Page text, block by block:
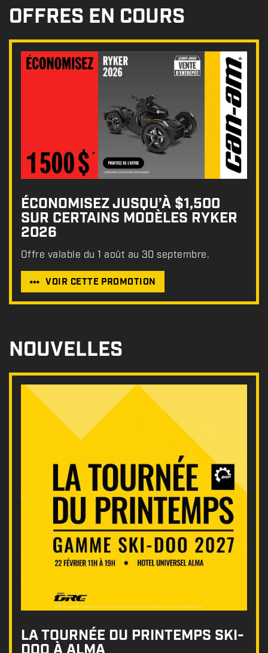
OFFRES EN COURS
ÉCONOMISEZ JUSQU’À $1,500
SUR CERTAINS MODÈLES RYKER
2026
Offre valable du 1 août au 30 septembre.
VOIR CETTE PROMOTION
NOUVELLES
LA TOURNÉE DU PRINTEMPS SKI-